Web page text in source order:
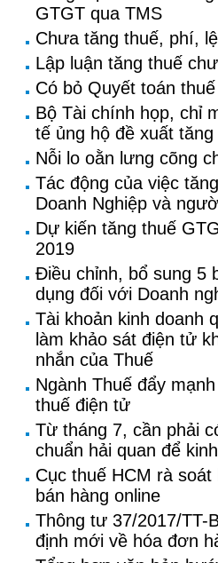
GTGT qua TMS
Chưa tăng thuế, phí,
Lập luận tăng thuế
Có bỏ Quyết toán
Bộ Tài chính họp, chỉ
tế ủng hộ đề xuất tăng
Nỗi lo oằn lưng cõng
Tác động của việc
Doanh Nghiệp và
Dự kiến tăng thuế
2019
Điều chỉnh, bổ sung 5
dụng đối với Doanh
Tài khoản kinh doanh
làm khảo sát điện tử
nhắn của Thuế
Ngành Thuế đẩy
thuế điện tử
Từ tháng 7, cần phải
chuẩn hải quan để
Cục thuế HCM rà
bán hàng online
Thông tư 37/2017/TT-
định mới về hóa đơn